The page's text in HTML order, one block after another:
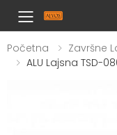
Toggle
Početna
Završne
ALU Lajsna TSD-